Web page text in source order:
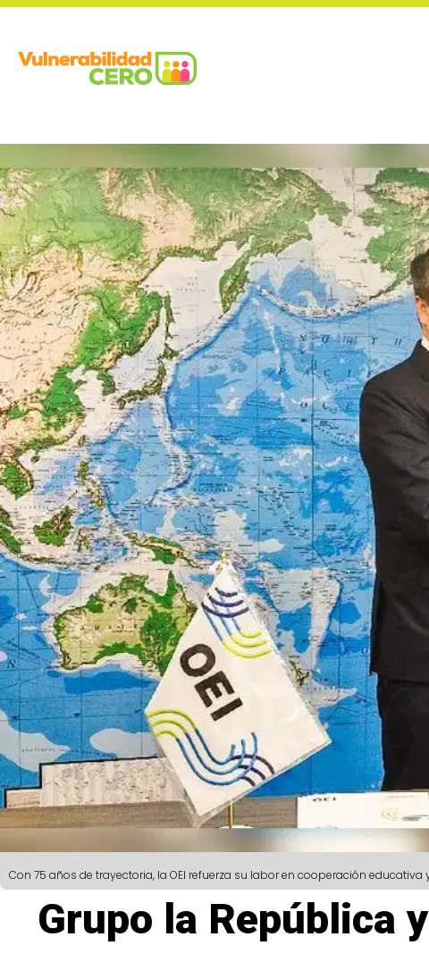
Con 75 años de trayectoria, la OEI refuerza su labor en cooperación
Grupo la República